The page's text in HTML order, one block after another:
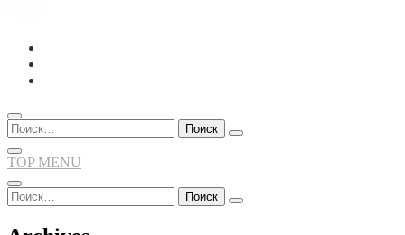
Перейти
содержимому
Найти:
TOP MENU
Найти: